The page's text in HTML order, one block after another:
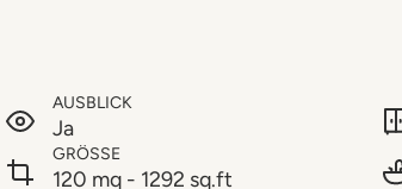
AUSBLICK
Ja
GRÖSSE
120 mq - 1292 sq.ft